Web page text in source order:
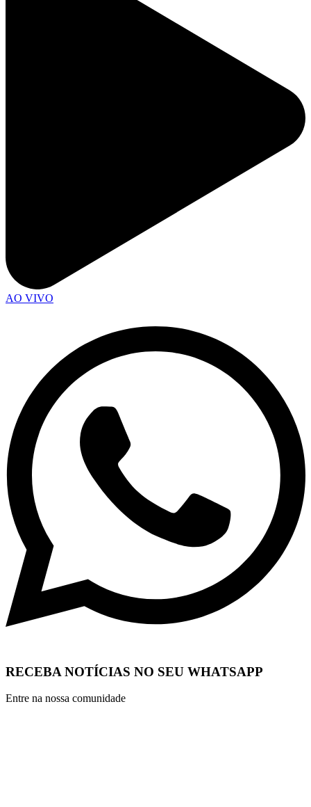
AO VIVO
RECEBA NOTÍCIAS NO SEU WHATSAPP
Entre na nossa comunidade